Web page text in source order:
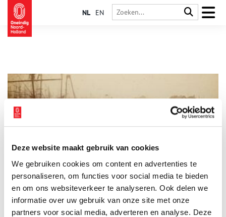
Deze website maakt gebruik van cookies
We gebruiken cookies om content en advertenties te
personaliseren, om functies voor social media te bieden
en om ons websiteverkeer te analyseren. Ook delen we
informatie over uw gebruik van onze site met onze
partners voor social media, adverteren en analyse. Deze
NL EN
Op 10 juni 2024 is het precies 150 jaar geleden dat de
Oosterspoorlijn tussen Amsterdam en Amersfoort, met een
zijtak van Hilversum naar Utrecht, geopend werd. ProRail viert
deze historische gebeurtenis met onder meer een speciale
podcast.
2 min